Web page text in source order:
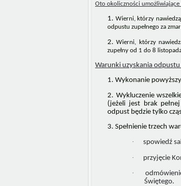
Oto okoliczności
Wierni, którzy
odpustu zupełnego za
Wierni, którzy
zupełny od 1 do 8
Warunki uzyskania
Wykonanie
Wykluczenie
(jeżeli jest brak
odpust będzie tylko
Spełnienie trzech
·
spowiedź
·
przyjęcie
·
Świętego.